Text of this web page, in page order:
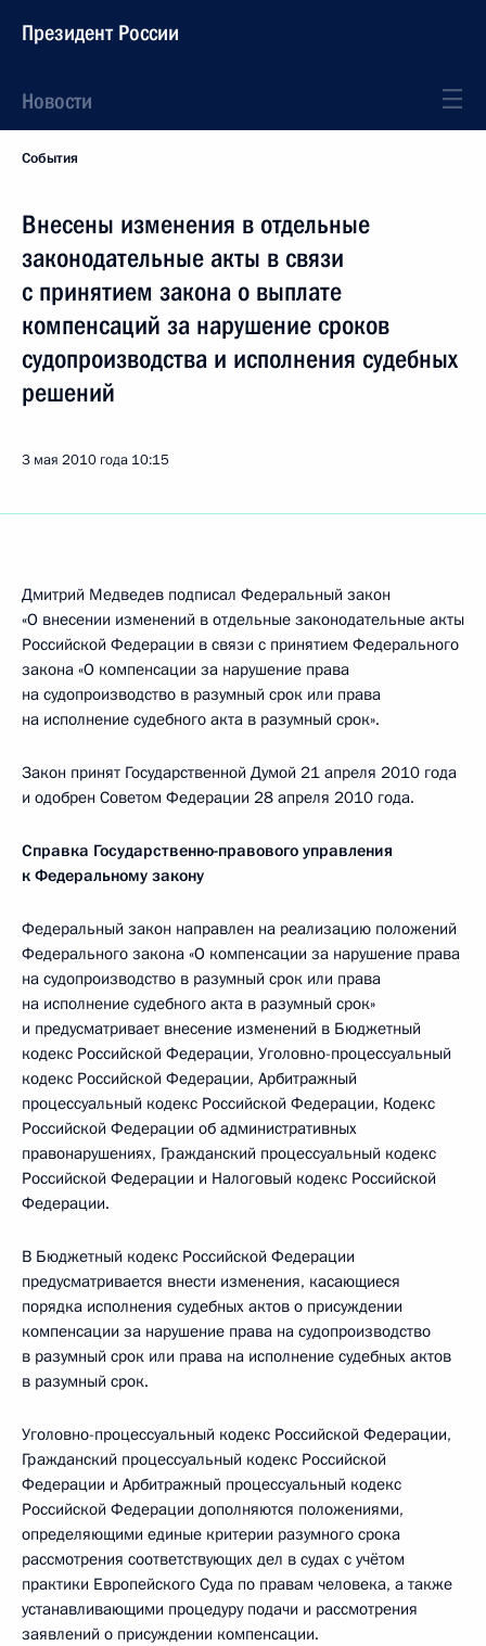
Президент России
Новости
События
Внесены изменения в отдельные
законодательные акты в связи
с принятием закона о выплате
компенсаций за нарушение сроков
судопроизводства и исполнения судебных
решений
3 мая 2010 года 10:15
Дмитрий Медведев подписал Федеральный закон
«О внесении изменений в отдельные законодательные акты
Российской Федерации в связи с принятием Федерального
закона «О компенсации за нарушение права
на судопроизводство в разумный срок или права
на исполнение судебного акта в разумный срок».
Закон принят Государственной Думой 21 апреля 2010 года
и одобрен Советом Федерации 28 апреля 2010 года.
Справка Государственно-правового управления
к Федеральному закону
Федеральный закон направлен на реализацию положений
Федерального закона «О компенсации за нарушение права
на судопроизводство в разумный срок или права
на исполнение судебного акта в разумный срок»
и предусматривает внесение изменений в Бюджетный
кодекс Российской Федерации, Уголовно-процессуальный
кодекс Российской Федерации, Арбитражный
процессуальный кодекс Российской Федерации, Кодекс
Российской Федерации об административных
правонарушениях, Гражданский процессуальный кодекс
Российской Федерации и Налоговый кодекс Российской
Федерации.
В Бюджетный кодекс Российской Федерации
предусматривается внести изменения, касающиеся
порядка исполнения судебных актов о присуждении
компенсации за нарушение права на судопроизводство
в разумный срок или права на исполнение судебных актов
в разумный срок.
Уголовно-процессуальный кодекс Российской Федерации,
Гражданский процессуальный кодекс Российской
Федерации и Арбитражный процессуальный кодекс
Российской Федерации дополняются положениями,
определяющими единые критерии разумного срока
рассмотрения соответствующих дел в судах с учётом
практики Европейского Суда по правам человека, а также
устанавливающими процедуру подачи и рассмотрения
заявлений о присуждении компенсации.